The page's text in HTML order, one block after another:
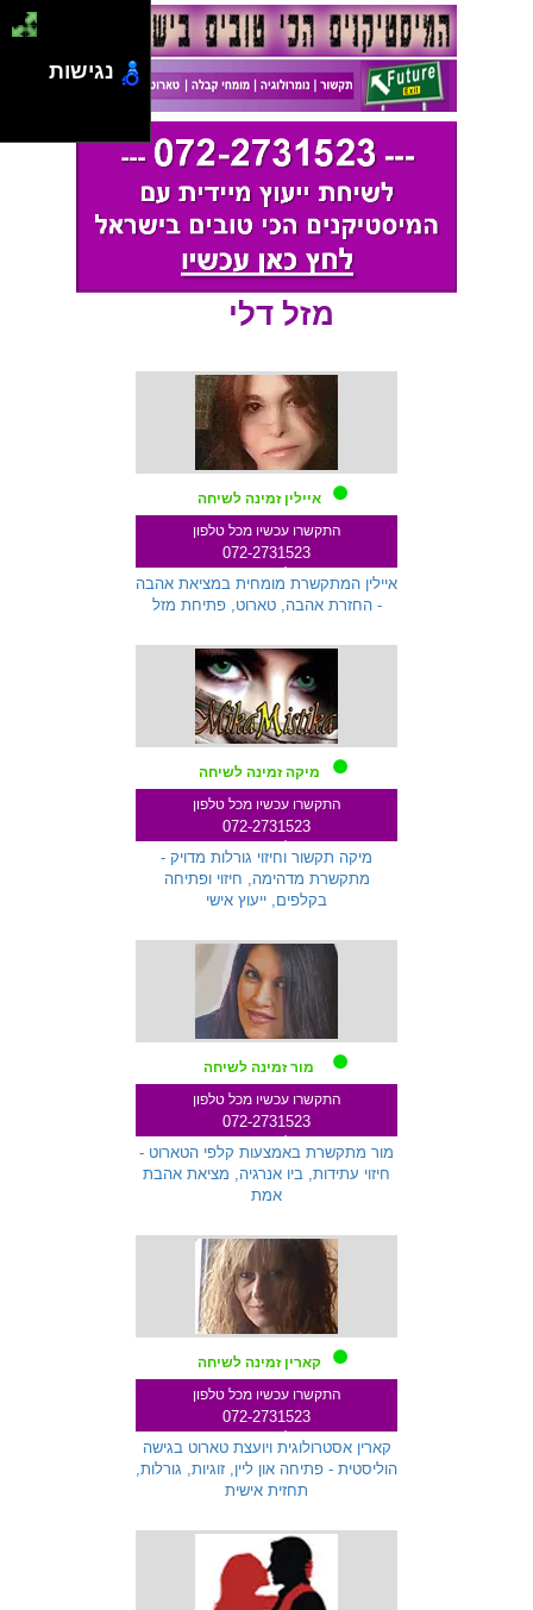
מזל דלי
איילין זמינה לשיחה
התקשרו עכשיו מכל טלפון
072-2731523
איילין המתקשרת מומחית במציאת אהבה
- החזרת אהבה, טארוט, פתיחת מזל
מיקה זמינה לשיחה
התקשרו עכשיו מכל טלפון
072-2731523
מיקה תקשור וחיזוי גורלות מדויק -
מתקשרת מדהימה, חיזוי ופתיחה
בקלפים, ייעוץ אישי
מור זמינה לשיחה
התקשרו עכשיו מכל טלפון
072-2731523
מור מתקשרת באמצעות קלפי הטארוט -
חיזוי עתידות, ביו אנרגיה, מציאת אהבת
אמת
קארין זמינה לשיחה
התקשרו עכשיו מכל טלפון
072-2731523
שלוחה 271
קארין אסטרולוגית ויועצת טארוט בגישה
הוליסטית - פתיחה און ליין, זוגיות, גורלות,
תחזית אישית
נגישות